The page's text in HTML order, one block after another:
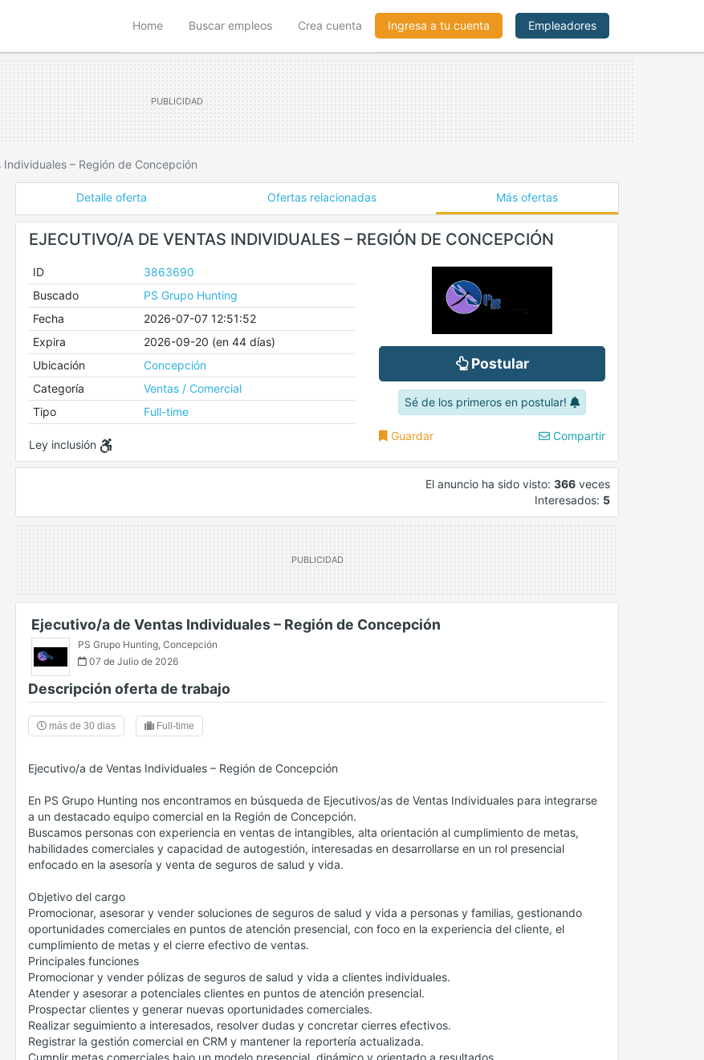
Home(current)Buscar empleos Crea cuenta Ingresa a tu cuenta Empleadores
– Región de Concepción
Detalle oferta Ofertas relacionadas Más ofertas
EJECUTIVO/A DE VENTAS INDIVIDUALES – REGIÓN DE CONCEPCIÓN
ID
3863690
Buscado
PS Grupo Hunting
Fecha
2026-07-07 12:51:52
Expira
2026-09-20 (en 44 días)
Ubicación
Concepción
Categoría
Ventas / Comercial
Tipo
Full-time
Ley inclusión
Postular
Sé de los primeros en postular!
Guardar Compartir
El anuncio ha sido visto: 366 veces
Interesados: 5
Ejecutivo/a de Ventas Individuales – Región de Concepción
PS Grupo Hunting, Concepción
07 de Julio de 2026
Descripción oferta de trabajo
más de 30 dias Full-time
Ejecutivo/a de Ventas Individuales – Región de Concepción
En PS Grupo Hunting nos encontramos en búsqueda de Ejecutivos/as de Ventas Individuales para integrarse
a un destacado equipo comercial en la Región de Concepción.
Buscamos personas con experiencia en ventas de intangibles, alta orientación al cumplimiento de metas,
habilidades comerciales y capacidad de autogestión, interesadas en desarrollarse en un rol presencial
enfocado en la asesoría y venta de seguros de salud y vida.
Objetivo del cargo
Promocionar, asesorar y vender soluciones de seguros de salud y vida a personas y familias, gestionando
oportunidades comerciales en puntos de atención presencial, con foco en la experiencia del cliente, el
cumplimiento de metas y el cierre efectivo de ventas.
Principales funciones
Promocionar y vender pólizas de seguros de salud y vida a clientes individuales.
Atender y asesorar a potenciales clientes en puntos de atención presencial.
Prospectar clientes y generar nuevas oportunidades comerciales.
Realizar seguimiento a interesados, resolver dudas y concretar cierres efectivos.
Registrar la gestión comercial en CRM y mantener la reportería actualizada.